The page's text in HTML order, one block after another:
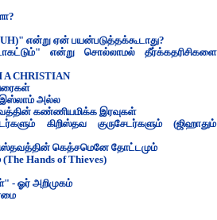
என்று ஏன் பயன்படுத்தக்கூடாது?
என்று சொல்லாமல் தீர்க்கதரிசிகளை
CHRISTIAN
இஸ்லாம் அல்ல
கண்ணியமிக்க இரவுகள்
கிறிஸ்தவ குருசேடர்களும் (ஜிஹாதும்
கெத்சமெனே தோட்டமும்
Hands of Thieves)
- ஓர் அறிமுகம்